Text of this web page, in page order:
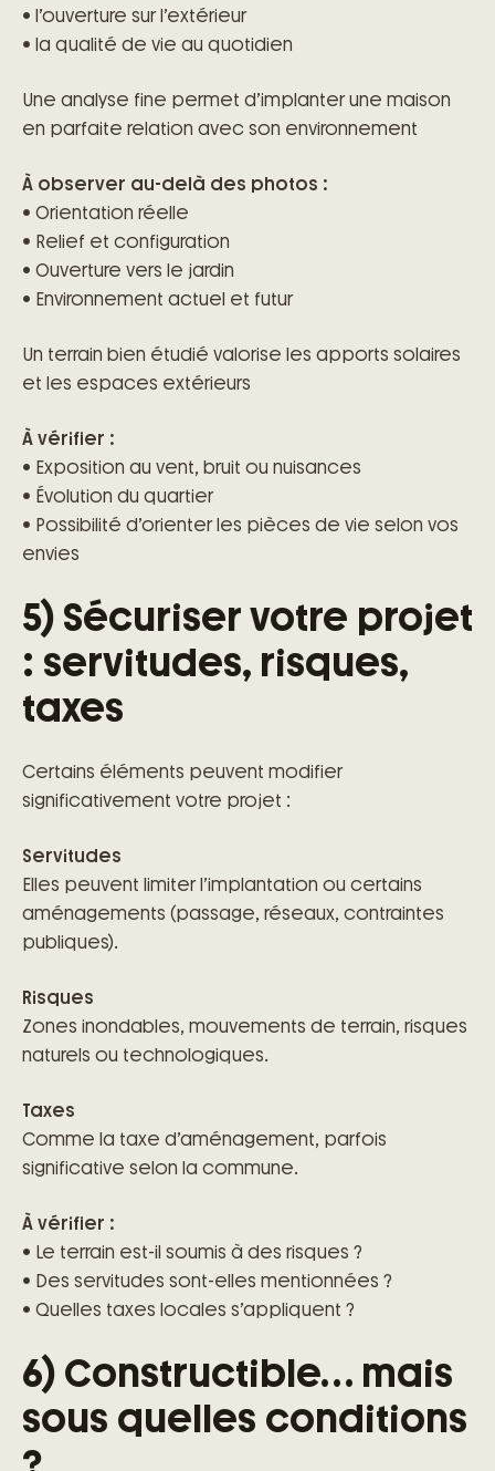
• l’ouverture sur l’extérieur
• la qualité de vie au quotidien
Une analyse fine permet d’implanter une maison
en parfaite relation avec son environnement
À observer au-delà des photos :
• Orientation réelle
• Relief et configuration
• Ouverture vers le jardin
• Environnement actuel et futur
Un terrain bien étudié valorise les apports solaires
et les espaces extérieurs
À vérifier :
• Exposition au vent, bruit ou nuisances
• Évolution du quartier
• Possibilité d’orienter les pièces de vie selon vos
envies
5) Sécuriser votre projet
: servitudes, risques,
taxes
Certains éléments peuvent modifier
significativement votre projet :
Servitudes
Elles peuvent limiter l’implantation ou certains
aménagements (passage, réseaux, contraintes
publiques).
Risques
Zones inondables, mouvements de terrain, risques
naturels ou technologiques.
Taxes
Comme la taxe d’aménagement, parfois
significative selon la commune.
À vérifier :
• Le terrain est-il soumis à des risques ?
• Des servitudes sont-elles mentionnées ?
• Quelles taxes locales s’appliquent ?
6) Constructible… mais
sous quelles conditions